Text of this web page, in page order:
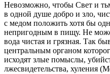
Невозможно, чтобы Свет и
в одной душе добро и зло,
с медом положить хотя бы
непригодным в пищу. Не
вода чистая и грязная. Так
центральным органом
исходят злые помыслы,
лжесвидетельства, хуления